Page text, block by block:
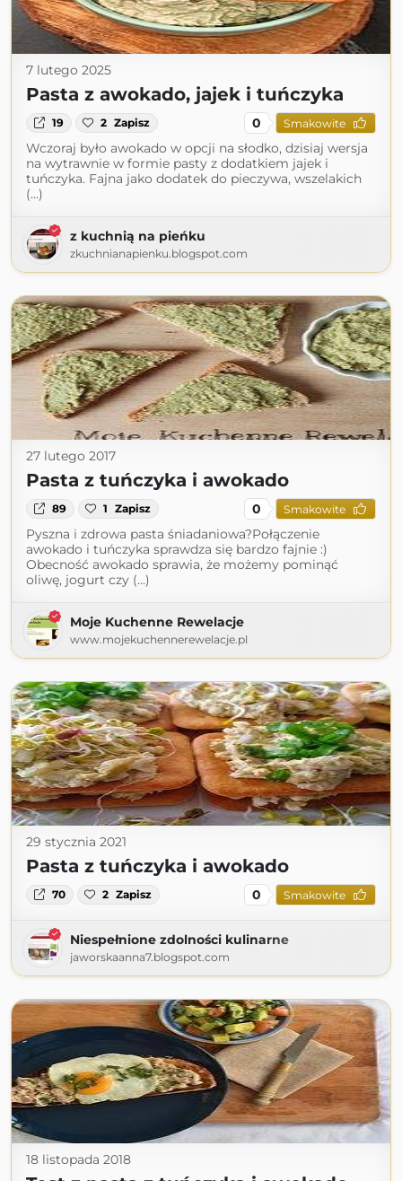
7 lutego 2025
Pasta z awokado, jajek i tuńczyka
19 2 Zapisz 0 Smakowite
Wczoraj było awokado w opcji na słodko, dzisiaj wersja
na wytrawnie w formie pasty z dodatkiem jajek i
tuńczyka. Fajna jako dodatek do pieczywa, wszelakich
(...)
z kuchnią na pieńku
zkuchnianapienku.blogspot.com
27 lutego 2017
Pasta z tuńczyka i awokado
89 1 Zapisz 0 Smakowite
Pyszna i zdrowa pasta śniadaniowa?Połączenie
awokado i tuńczyka sprawdza się bardzo fajnie :)
Obecność awokado sprawia, że możemy pominąć
oliwę, jogurt czy (...)
Moje Kuchenne Rewelacje
www.mojekuchennerewelacje.pl
29 stycznia 2021
Pasta z tuńczyka i awokado
70 2 Zapisz 0 Smakowite
Niespełnione zdolności kulinarne
jaworskaanna7.blogspot.com
18 listopada 2018